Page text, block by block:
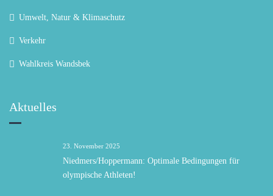
Umwelt, Natur & Klimaschutz
Verkehr
Wahlkreis Wandsbek
Aktuelles
23. November 2025
Niedmers/Hoppermann: Optimale Bedingungen für
olympische Athleten!